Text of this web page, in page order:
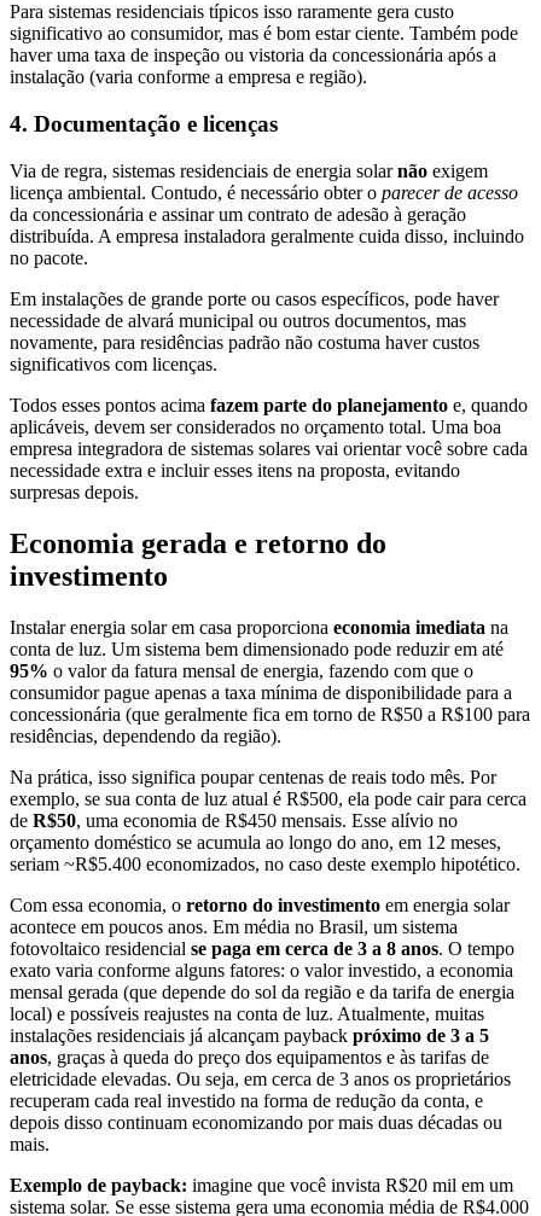
Para sistemas residenciais típicos isso raramente gera custo
significativo ao consumidor, mas é bom estar ciente. Também pode
haver uma taxa de inspeção ou vistoria da concessionária após a
instalação (varia conforme a empresa e região).
4. Documentação e licenças
Via de regra, sistemas residenciais de energia solarnão exigem
licença ambiental. Contudo, é necessário obter o parecer de acesso
da concessionária e assinar um contrato de adesão à geração
distribuída. A empresa instaladora geralmente cuida disso, incluindo
no pacote.
Em instalações de grande porte ou casos específicos, pode haver
necessidade de alvará municipal ou outros documentos, mas
novamente, para residências padrão não costuma haver custos
significativos com licenças.
Todos esses pontos acima fazem parte do planejamento e, quando
aplicáveis, devem ser considerados no orçamento total. Uma boa
empresa integradora de sistemas solares vai orientar você sobre cada
necessidade extra e incluir esses itens na proposta, evitando
surpresas depois.
Economia gerada e retorno do
investimento
Instalar energia solar em casa proporciona economia imediata na
conta de luz. Um sistema bem dimensionado pode reduzir em até
95% o valor da fatura mensal de energia, fazendo com que o
consumidor pague apenas a taxa mínima de disponibilidade para a
concessionária (que geralmente fica em torno de R$50 a R$100 para
residências, dependendo da região).
Na prática, isso significa poupar centenas de reais todo mês. Por
exemplo, se sua conta de luz atual é R$500, ela pode cair para cerca
de R$50, uma economia de R$450 mensais. Esse alívio no
orçamento doméstico se acumula ao longo do ano, em 12 meses,
seriam ~R$5.400 economizados, no caso deste exemplo hipotético.
Com essa economia, o retorno do investimento em energia solar
acontece em poucos anos. Em média no Brasil, um sistema
fotovoltaico residencial se paga em cerca de 3 a 8 anos. O tempo
exato varia conforme alguns fatores: o valor investido, a economia
mensal gerada (que depende do sol da região e da tarifa de energia
local) e possíveis reajustes na conta de luz. Atualmente, muitas
instalações residenciais já alcançam payback próximo de 3 a 5
anos, graças à queda do preço dos equipamentos e às tarifas de
eletricidade elevadas. Ou seja, em cerca de 3 anos os proprietários
recuperam cada real investido na forma de redução da conta, e
depois disso continuam economizando por mais duas décadas ou
mais.
Exemplo de payback: imagine que você invista R$20 mil em um
sistema solar. Se esse sistema gera uma economia média de R$4.000